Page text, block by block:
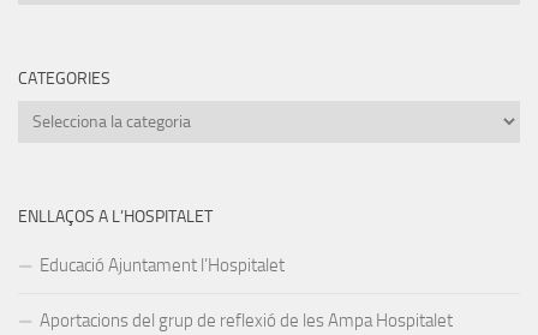
CATEGORIES
Categories
ENLLAÇOS A L’HOSPITALET
Educació Ajuntament l’Hospitalet
Aportacions del grup de reflexió de les Ampa Hospitalet